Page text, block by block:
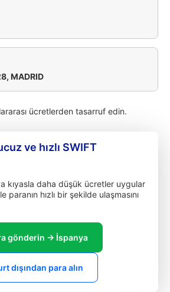
MADRID
ücretlerden tasarruf edin.
ve hızlı SWIFT
kıyasla daha düşük ücretler uygular
paranın hızlı bir şekilde ulaşmasını
gönderin → İspanya
dışından para alın